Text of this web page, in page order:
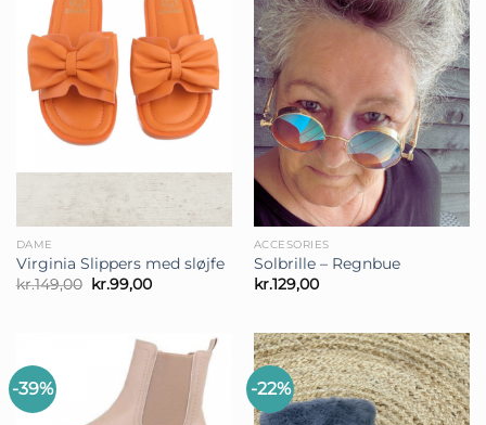
DAME
Virginia Slippers med sløjfe
kr.149,00 Den
oprindelige
kr.149,00.
kr.99,00Den
kr.99,00.
ACCESORIES
Solbrille – Regnbue
kr.129,00
-39% -22%